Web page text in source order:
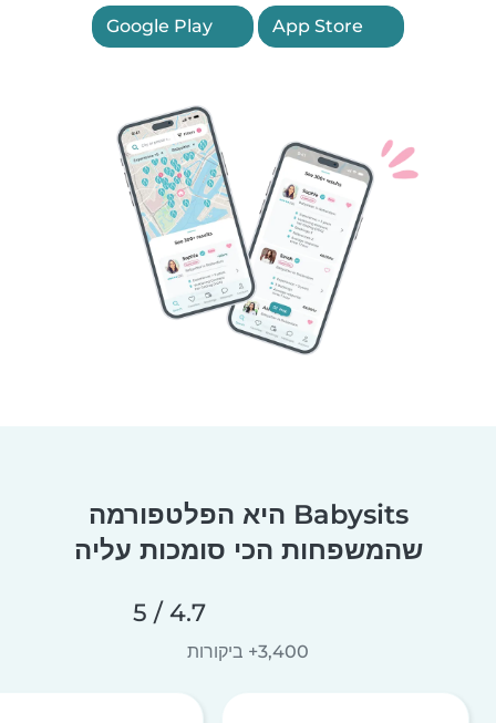
Babysits היא הפלטפורמה
שהמשפחות הכי סומכות עליה
4.7 / 5
3,400+ ביקורות